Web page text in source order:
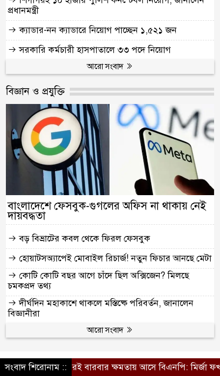
প্রধানমন্ত্রী
ক্যাডার-নন ক্যাডারে নিয়োগ পাচ্ছেন ১,৫২১ জন
সরকারি কর্মচারী হাসপাতালে ৩৩ পদে নিয়োগ
আরো সংবাদ
বিজ্ঞান ও প্রযুক্তি
বাংলাদেশে ফেসবুক-গুগলের অফিস না থাকায় নেই
দায়বদ্ধতা
বড় বিভ্রাটের কবল থেকে ফিরল ফেসবুক
হোয়াটসঅ্যাপেই মোবাইল রিচার্জ! নতুন ফিচার আনছে মেটা
কোটি কোটি বছর আগে চাঁদে ছিল অক্সিজেন? মিলছে
চমকপ্রদ তথ্য
দীর্ঘদিন মহাকাশে থাকলে মস্তিষ্কে পরিবর্তন, জানালেন
বিজ্ঞানীরা
আরো সংবাদ
সংবাদ শিরোনাম ::
বারবার ক্ষমতায় আসে বিএনপি: মির্জা ফখরুল দেশের